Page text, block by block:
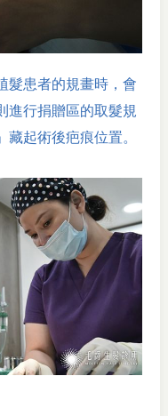
髮患者的規畫時，會
進行捐贈區的取髮規
起術後疤痕位置。